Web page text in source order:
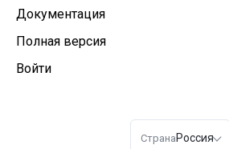
Документация
Полная версия
Войти
Страна Россия